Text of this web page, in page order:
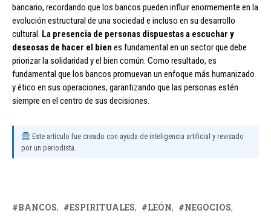
bancario, recordando que los bancos pueden influir enormemente en la
evolución estructural de una sociedad e incluso en su desarrollo
cultural. La presencia de personas dispuestas a escuchar y
deseosas de hacer el bien es fundamental en un sector que debe
priorizar la solidaridad y el bien común. Como resultado, es
fundamental que los bancos promuevan un enfoque más humanizado
y ético en sus operaciones, garantizando que las personas estén
siempre en el centro de sus decisiones.
Este artículo fue creado con ayuda de inteligencia artificial y revisado
por un periodista.
BANCOS ESPIRITUALES LEÓN
NEGOCIOS